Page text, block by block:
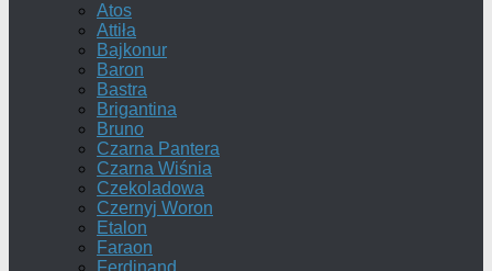
Atos
Attiła
Bajkonur
Baron
Bastra
Brigantina
Bruno
Czarna Pantera
Czarna Wiśnia
Czekoladowa
Czernyj Woron
Etalon
Faraon
Ferdinand